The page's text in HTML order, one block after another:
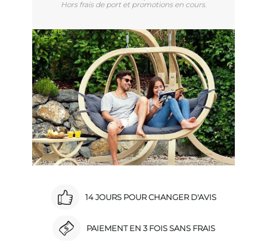
Hors frais de port et promotions en cours.
14 JOURS POUR CHANGER D'AVIS
PAIEMENT EN 3 FOIS SANS FRAIS